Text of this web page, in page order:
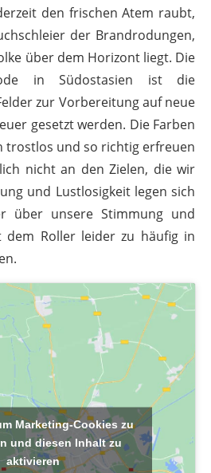
den frischen Atem raubt,
der Brandrodungen,
über dem Horizont liegt. Die
in Südostasien ist die
zur Vorbereitung auf neue
gesetzt werden. Die Farben
trostlos und so richtig erfreuen
nicht an den Zielen, die wir
und Lustlosigkeit legen sich
über unsere Stimmung und
dem Roller leider zu häufig in
Marketing-Cookies zu
und diesen Inhalt zu
aktivieren